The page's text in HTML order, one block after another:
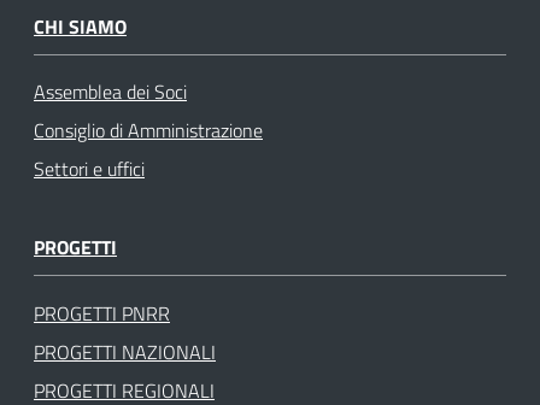
CHI SIAMO
Assemblea dei Soci
Consiglio di Amministrazione
Settori e uffici
PROGETTI
PROGETTI PNRR
PROGETTI NAZIONALI
PROGETTI REGIONALI